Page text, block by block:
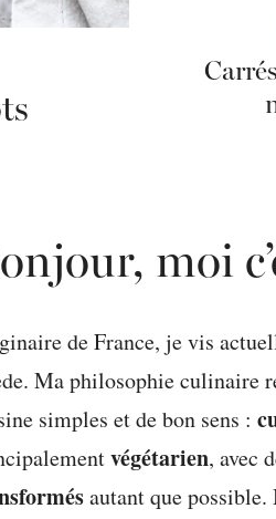
moi
de France, je vis
Ma philosophie culinaire
simples et de bon sens :
végétarien, avec
autant que possible.